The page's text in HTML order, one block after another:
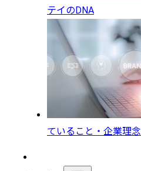
テイのDNA
ていること・企業理念